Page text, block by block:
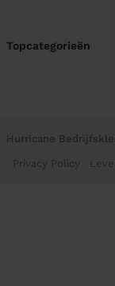
Topcategorieën
Hurricane
Privacy Policy